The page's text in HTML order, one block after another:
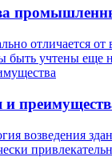
отличается от
учтены еще
возведения